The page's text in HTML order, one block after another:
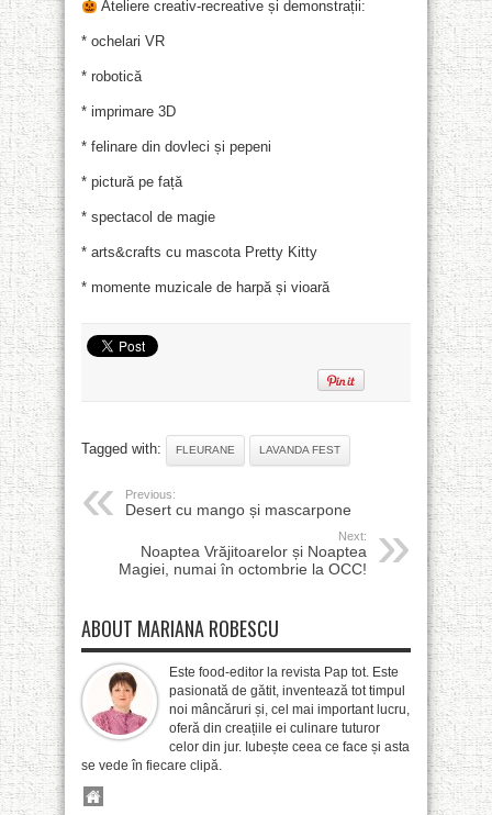
Ateliere creativ-recreative și demonstrații:
* ochelari VR
* robotică
* imprimare 3D
* felinare din dovleci și pepeni
* pictură pe față
* spectacol de magie
* arts&crafts cu mascota Pretty Kitty
* momente muzicale de harpă și vioară
Tagged with: FLEURANE LAVANDA FEST
Previous:
Desert cu mango și mascarpone
Next:
Noaptea Vrăjitoarelor și Noaptea
Magiei, numai în octombrie la OCC!
ABOUT MARIANA ROBESCU
Este food-editor la revista Pap tot. Este
pasionată de gătit, inventează tot timpul
noi mâncăruri și, cel mai important lucru,
oferă din creațiile ei culinare tuturor
celor din jur. Iubește ceea ce face și asta
se vede în fiecare clipă.